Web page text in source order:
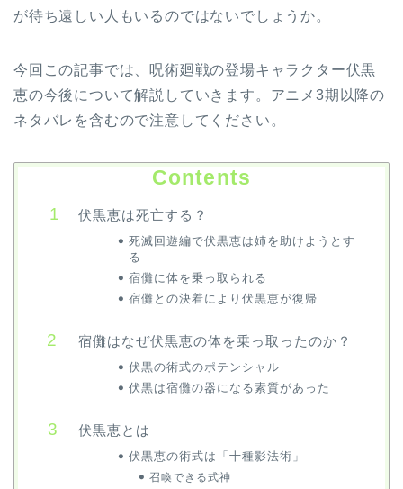
が待ち遠しい人もいるのではないでしょうか。
今回この記事では、呪術廻戦の登場キャラクター伏黒
恵の今後について解説していきます。アニメ3期以降の
ネタバレを含むので注意してください。
Contents
伏黒恵は死亡する？
死滅回遊編で伏黒恵は姉を助けようとす
る
宿儺に体を乗っ取られる
宿儺との決着により伏黒恵が復帰
宿儺はなぜ伏黒恵の体を乗っ取ったのか？
伏黒の術式のポテンシャル
伏黒は宿儺の器になる素質があった
伏黒恵とは
伏黒恵の術式は「十種影法術」
召喚できる式神